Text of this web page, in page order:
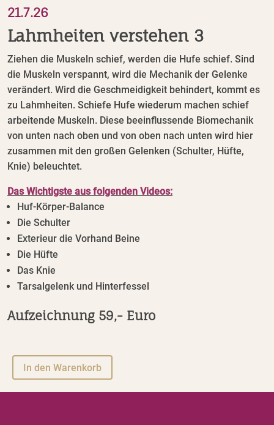
21.7.26
Lahmheiten verstehen 3
Ziehen die Muskeln schief, werden die Hufe schief. Sind
die Muskeln verspannt, wird die Mechanik der Gelenke
verändert. Wird die Geschmeidigkeit behindert, kommt es
zu Lahmheiten. Schiefe Hufe wiederum machen schief
arbeitende Muskeln. Diese beeinflussende Biomechanik
von unten nach oben und von oben nach unten wird hier
zusammen mit den großen Gelenken (Schulter, Hüfte,
Knie) beleuchtet.
Das Wichtigste aus folgenden Videos:
Huf-Körper-Balance
Die Schulter
Exterieur die Vorhand Beine
Die Hüfte
Das Knie
Tarsalgelenk und Hinterfessel
Aufzeichnung 59,- Euro
In den Warenkorb
t